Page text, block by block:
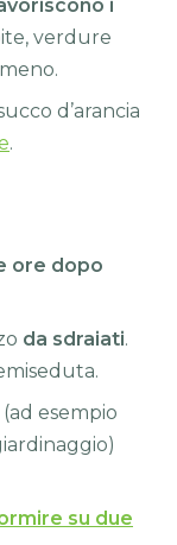
i
verdure
d’arancia
.
ore dopo
da sdraiati.
(ad esempio
su due